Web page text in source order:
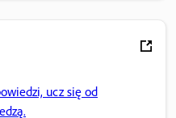
ucz się od